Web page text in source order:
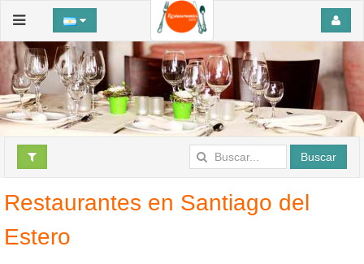
Buscar
Restaurantes en Santiago del
Estero